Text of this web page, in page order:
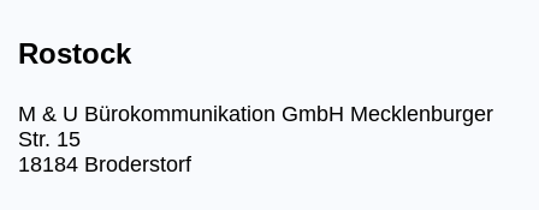
Rostock
M & U Bürokommunikation GmbH Mecklenburger
Str. 15
18184 Broderstorf